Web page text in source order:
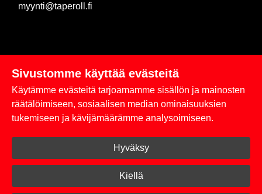
myynti@taperoll.fi
Linkit
Rekisteriseloste
Toimitus- ja maksuehdot
Kirjaudu sisään
Sivustomme käyttää evästeitä
Käytämme evästeitä tarjoamamme sisällön ja mainosten
räätälöimiseen, sosiaalisen median ominaisuuksien
tukemiseen ja kävijämäärämme analysoimiseen.
Hyväksy
Kiellä